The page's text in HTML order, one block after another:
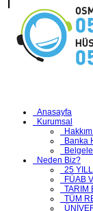
Anasayfa
Kurumsal
Banka
Neden Biz?
25
FÜAB
TARIM
TÜM